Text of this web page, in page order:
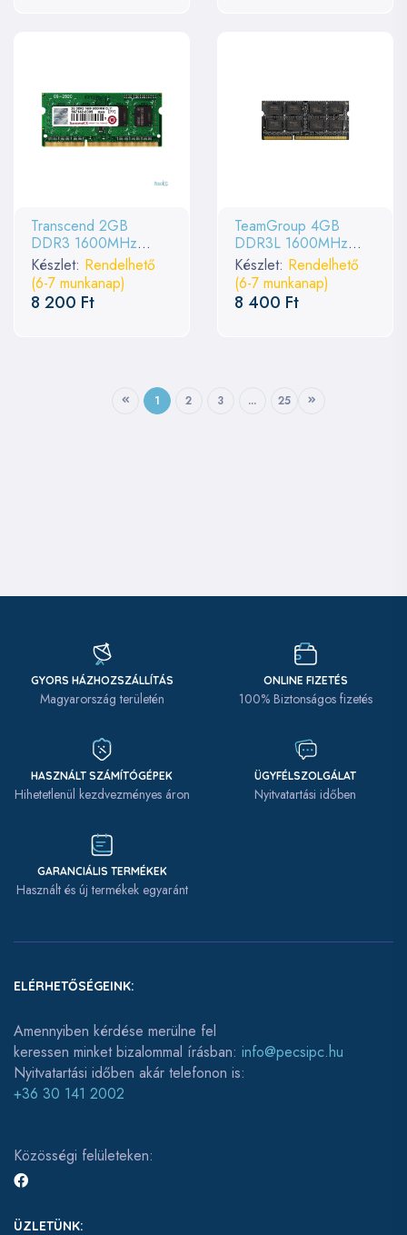
Transcend 2GB
DDR3 1600MHz
SODIMM
Készlet: Rendelhető
(6-7 munkanap)
8 200 Ft
TeamGroup 4GB
DDR3L 1600MHz
SODIMM Elite
Készlet: Rendelhető
(6-7 munkanap)
8 400 Ft
1 2 3 ... 25
GYORS HÁZHOZSZÁLLÍTÁS
Magyarország területén
ONLINE FIZETÉS
100% Biztonságos fizetés
HASZNÁLT SZÁMÍTÓGÉPEK
Hihetetlenül kezdvezményes áron
ÜGYFÉLSZOLGÁLAT
Nyitvatartási időben
GARANCIÁLIS TERMÉKEK
Használt és új termékek egyaránt
ELÉRHETŐSÉGEINK:
Amennyiben kérdése merülne fel
keressen minket bizalommal írásban: info@pecsipc.hu
Nyitvatartási időben akár telefonon is:
+36 30 141 2002
Közösségi felületeken:
ÜZLETÜNK: